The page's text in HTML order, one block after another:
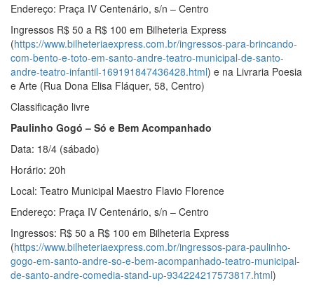
Endereço: Praça IV Centenário, s/n – Centro
Ingressos R$ 50 a R$ 100 em Bilheteria Express
(https://www.bilheteriaexpress.com.br/ingressos-para-brincando-
com-bento-e-toto-em-santo-andre-teatro-municipal-de-santo-
andre-teatro-infantil-169191847436428.html) e na Livraria Poesia
e Arte (Rua Dona Elisa Fláquer, 58, Centro)
Classificação livre
Paulinho Gogó – Só e Bem Acompanhado
Data: 18/4 (sábado)
Horário: 20h
Local: Teatro Municipal Maestro Flavio Florence
Endereço: Praça IV Centenário, s/n – Centro
Ingressos: R$ 50 a R$ 100 em Bilheteria Express
(https://www.bilheteriaexpress.com.br/ingressos-para-paulinho-
gogo-em-santo-andre-so-e-bem-acompanhado-teatro-municipal-
de-santo-andre-comedia-stand-up-934224217573817.html)